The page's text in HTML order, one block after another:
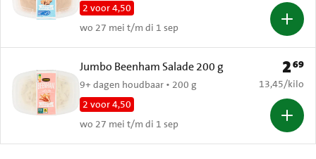
2 voor 4,50
wo 27 mei t/m di 1 sep
Jumbo Beenham Salade 200 g
9+ dagen houdbaar • 200 g
2 voor 4,50
wo 27 mei t/m di 1 sep
Prijs:
269
€ 13,45 per
13,45/kilo